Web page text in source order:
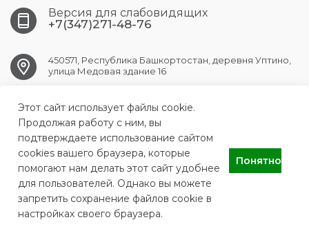
Версия для слабовидящих
+7(347)271-48-76
450571, Республика Башкортостан, деревня Уптино,
улица Медовая здание 16
UFA.АKBUZAT@doctorrb.ru
ГАУЗ РПНС "Акбузат"
Этот сайт использует файлы cookie.
Продолжая работу с ним, вы
подтверждаете использование сайтом
cookies вашего браузера, которые
помогают нам делать этот сайт удобнее
для пользователей. Однако вы можете
запретить сохранение файлов cookie в
настройках своего браузера.
Понятно